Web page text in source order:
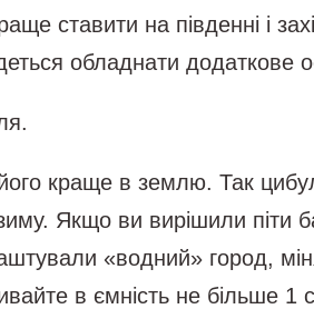
ставити на південні і
обладнати додаткове
краще в землю. Так
Якщо ви вирішили піти
«водний» город,
в ємність не більше 1